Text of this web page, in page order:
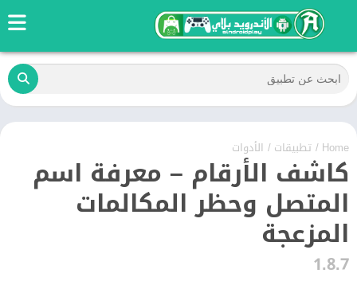
Home
/ تطبيقات / الأدوات
كاشف الأرقام – معرفة اسم
المتصل وحظر المكالمات
المزعجة
1.8.7